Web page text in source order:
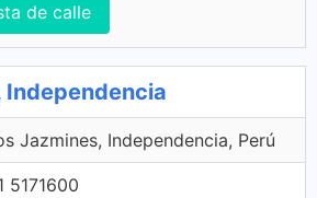
de calle
Jazmines, Independencia, Perú
5171600